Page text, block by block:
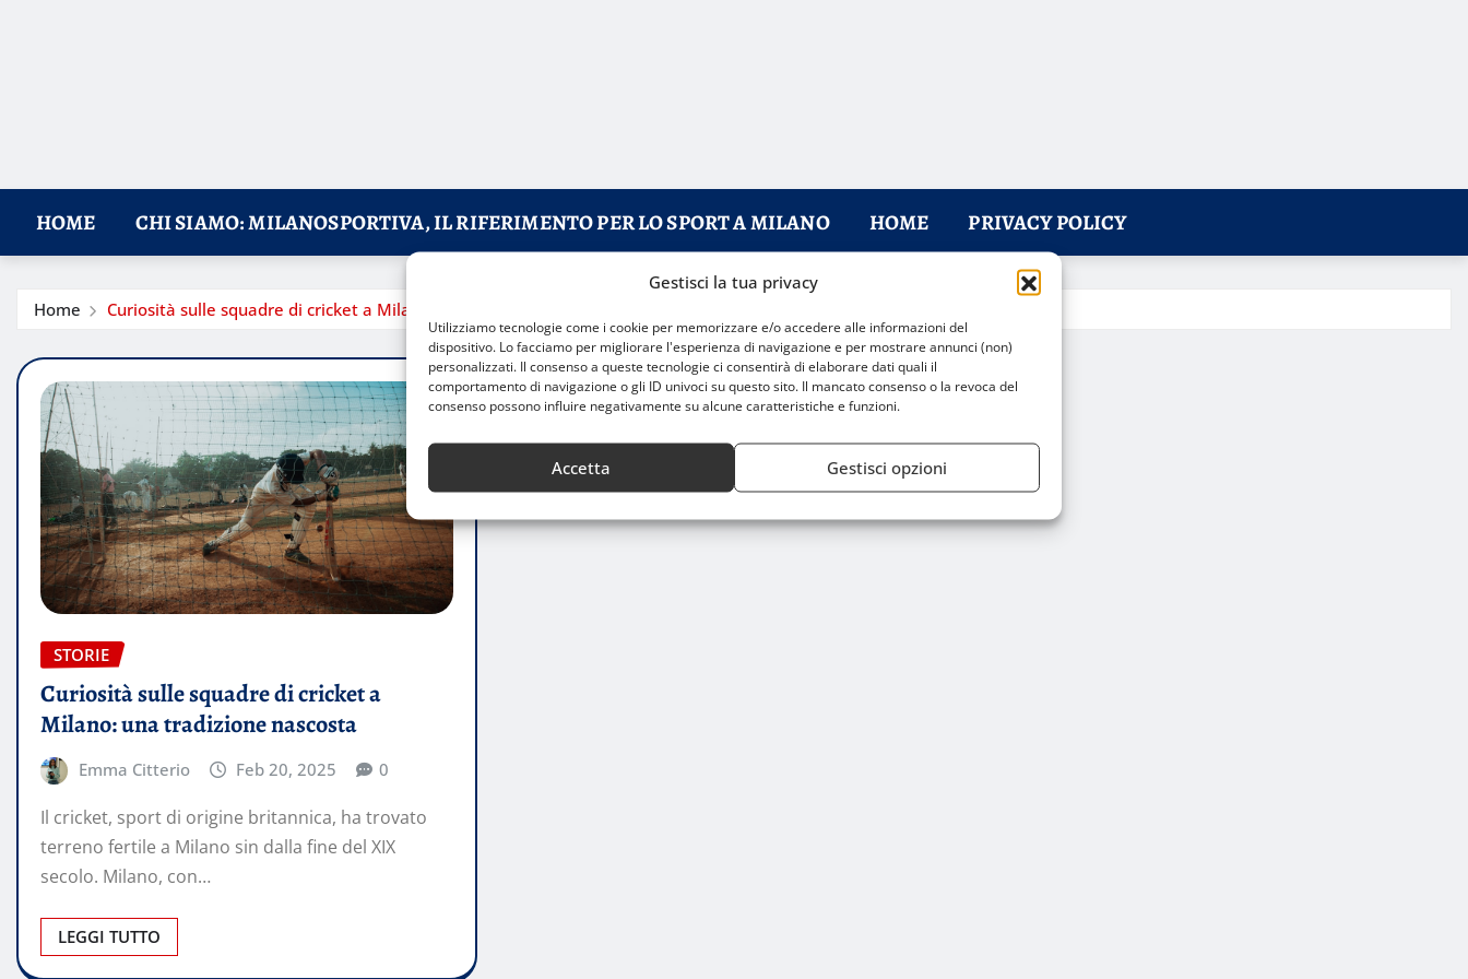
Gestisci la tua privacy
Utilizziamo tecnologie come i cookie per memorizzare e/o accedere alle informazioni del
dispositivo. Lo facciamo per migliorare l'esperienza di navigazione e per mostrare annunci (non)
personalizzati. Il consenso a queste tecnologie ci consentirà di elaborare dati quali il
comportamento di navigazione o gli ID univoci su questo sito. Il mancato consenso o la revoca del
consenso possono influire negativamente su alcune caratteristiche e funzioni.
Accetta Gestisci opzioni
HOME CHI SIAMO: MILANOSPORTIVA, IL RIFERIMENTO PER LO SPORT A MILANO HOME PRIVACY POLICY
Home Curiosità sulle squadre di cricket a Milano: una tradizione nascosta
STORIE
Curiosità sulle squadre di cricket a
Milano: una tradizione nascosta
Emma Citterio Feb 20, 2025 0
Il cricket, sport di origine britannica, ha trovato
terreno fertile a Milano sin dalla fine del XIX
secolo. Milano, con…
LEGGI TUTTO